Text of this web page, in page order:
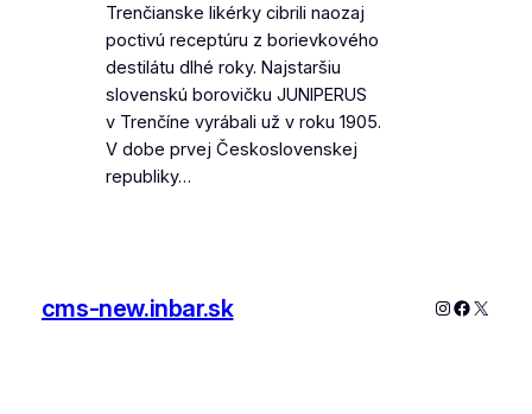
Trenčianske likérky cibrili naozaj
poctivú receptúru z borievkového
destilátu dlhé roky. Najstaršiu
slovenskú borovičku JUNIPERUS
v Trenčíne vyrábali už v roku 1905.
V dobe prvej Československej
republiky…
cms-new.inbar.sk Instagram
X